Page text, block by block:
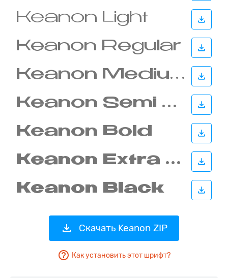
Скачать Keanon ZIP
Как установить этот шрифт?